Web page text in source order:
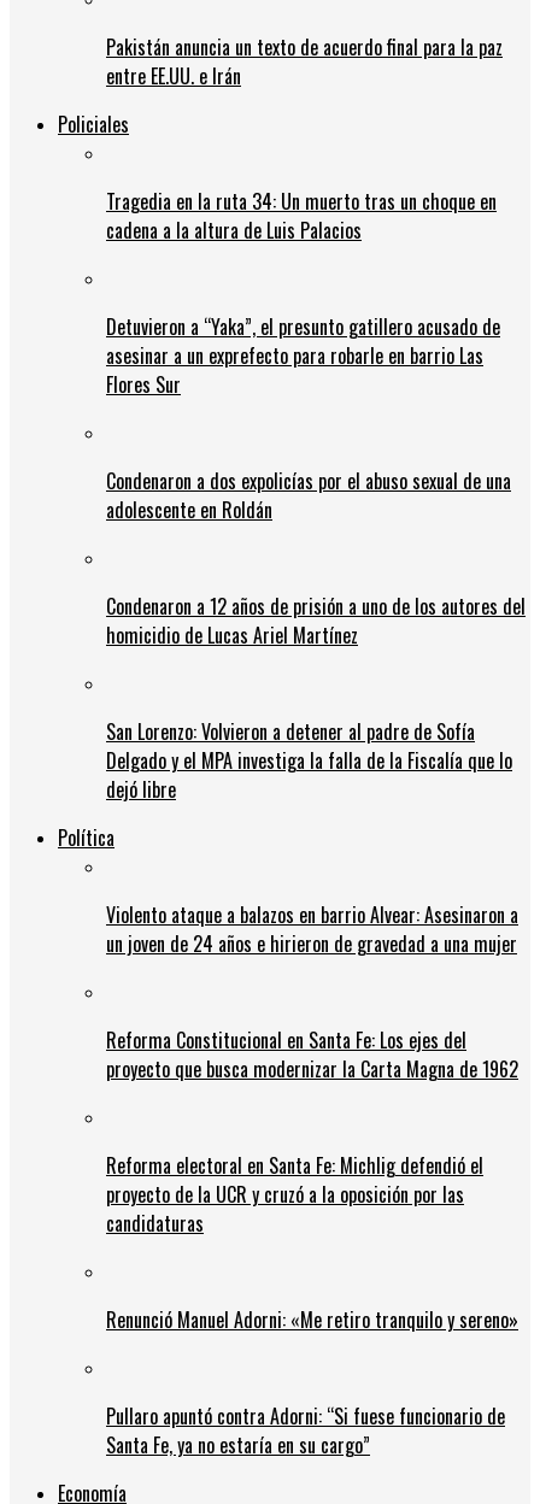
Pakistán anuncia un texto de acuerdo final para la paz
entre EE.UU. e Irán
Policiales
Tragedia en la ruta 34: Un muerto tras un choque en
cadena a la altura de Luis Palacios
Detuvieron a “Yaka”, el presunto gatillero acusado de
asesinar a un exprefecto para robarle en barrio Las
Flores Sur
Condenaron a dos expolicías por el abuso sexual de una
adolescente en Roldán
Condenaron a 12 años de prisión a uno de los autores del
homicidio de Lucas Ariel Martínez
San Lorenzo: Volvieron a detener al padre de Sofía
Delgado y el MPA investiga la falla de la Fiscalía que lo
dejó libre
Política
Violento ataque a balazos en barrio Alvear: Asesinaron a
un joven de 24 años e hirieron de gravedad a una mujer
Reforma Constitucional en Santa Fe: Los ejes del
proyecto que busca modernizar la Carta Magna de 1962
Reforma electoral en Santa Fe: Michlig defendió el
proyecto de la UCR y cruzó a la oposición por las
candidaturas
Renunció Manuel Adorni: «Me retiro tranquilo y sereno»
Pullaro apuntó contra Adorni: “Si fuese funcionario de
Santa Fe, ya no estaría en su cargo”
Economía